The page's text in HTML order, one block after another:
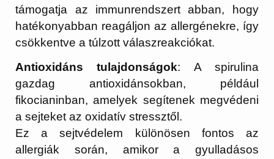
támogatja az immunrendszert abban, hogy
hatékonyabban reagáljon az allergénekre, így
csökkentve a túlzott válaszreakciókat.
Antioxidáns tulajdonságok: A spirulina
gazdag antioxidánsokban, például
fikocianinban, amelyek segítenek megvédeni
a sejteket az oxidatív stressztől.
Ez a sejtvédelem különösen fontos az
allergiák során, amikor a gyulladásos